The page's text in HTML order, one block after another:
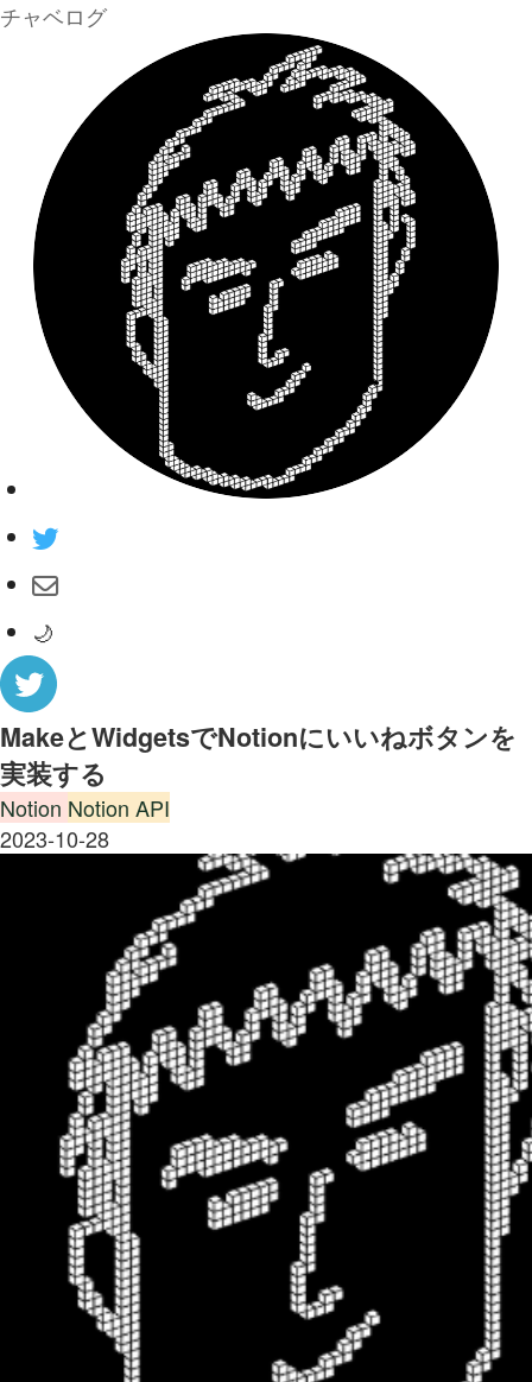
チャベログ
🌙
MakeとWidgetsでNotionにいいねボタンを
実装する
Notion Notion API
2023-10-28